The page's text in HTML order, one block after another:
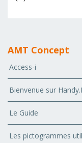
AMT Concept
Access-i
Bienvenue sur
Le Guide
Les pictogrammes